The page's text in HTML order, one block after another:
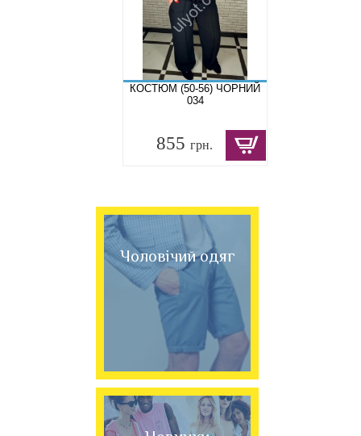
КОСТЮМ (50-56) ЧОРНИЙ
034
855 грн.
Чоловічий одяг